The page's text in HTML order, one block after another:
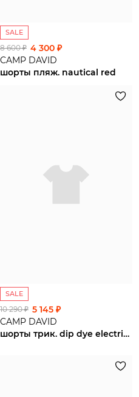
SALE
8 600 ₽ 4 300 ₽
CAMP DAVID
шорты пляж. nautical red
SALE
10 290 ₽ 5 145 ₽
CAMP DAVID
шорты трик. dip dye electric yellow